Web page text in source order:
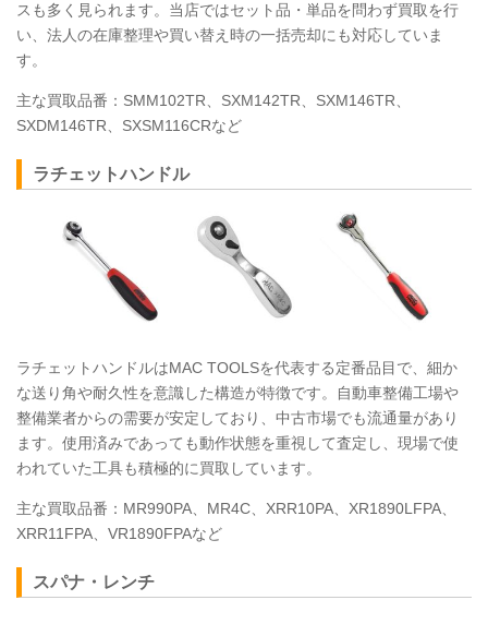
スも多く見られます。当店ではセット品・単品を問わず買取を行
い、法人の在庫整理や買い替え時の一括売却にも対応していま
す。
主な買取品番：SMM102TR、SXM142TR、SXM146TR、
SXDM146TR、SXSM116CRなど
ラチェットハンドル
ラチェットハンドルはMAC TOOLSを代表する定番品目で、細か
な送り角や耐久性を意識した構造が特徴です。自動車整備工場や
整備業者からの需要が安定しており、中古市場でも流通量があり
ます。使用済みであっても動作状態を重視して査定し、現場で使
われていた工具も積極的に買取しています。
主な買取品番：MR990PA、MR4C、XRR10PA、XR1890LFPA、
XRR11FPA、VR1890FPAなど
スパナ・レンチ